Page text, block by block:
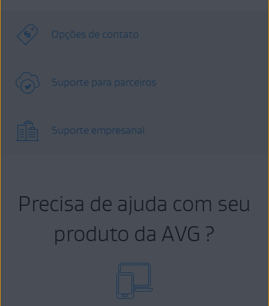
Opções de contato
Suporte para parceiros
Suporte empresarial
Precisa de ajuda com seu
produto da AVG ?